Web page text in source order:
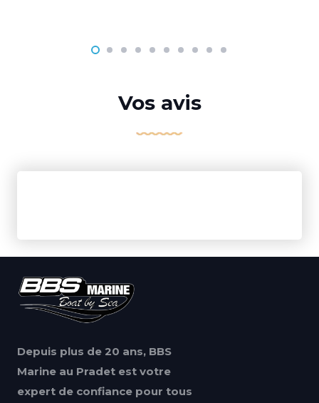
Vos avis
Depuis plus de 20 ans, BBS
Marine au Pradet est votre
expert de confiance pour tous